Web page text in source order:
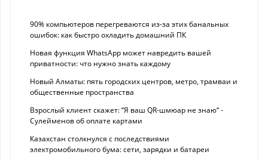
90% компьютеров перегреваются из-за этих банальных
ошибок: как быстро охладить домашний ПК
Новая функция WhatsApp может навредить вашей
приватности: что нужно знать каждому
Новый Алматы: пять городских центров, метро, трамваи и
общественные пространства
Взрослый клиент скажет: “Я ваш QR-шмюар не знаю“ -
Сулейменов об оплате картами
Казахстан столкнулся с последствиями
электромобильного бума: сети, зарядки и батареи